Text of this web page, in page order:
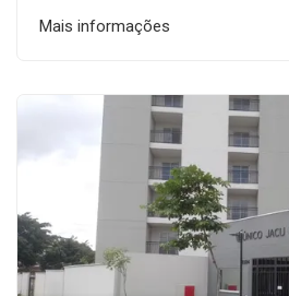
Mais informações